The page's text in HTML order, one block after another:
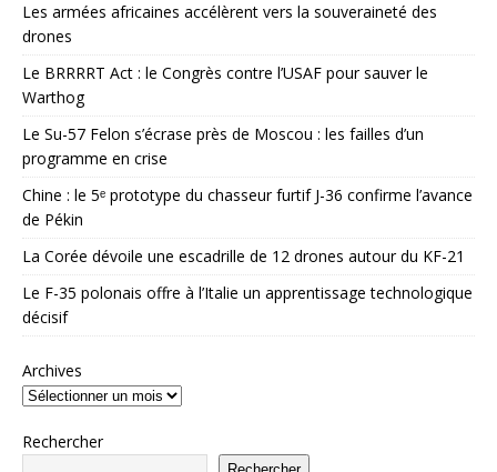
Les armées africaines accélèrent vers la souveraineté des
drones
Le BRRRRT Act : le Congrès contre l’USAF pour sauver le
Warthog
Le Su-57 Felon s’écrase près de Moscou : les failles d’un
programme en crise
Chine : le 5ᵉ prototype du chasseur furtif J-36 confirme l’avance
de Pékin
La Corée dévoile une escadrille de 12 drones autour du KF-21
Le F-35 polonais offre à l’Italie un apprentissage technologique
décisif
Archives
Rechercher